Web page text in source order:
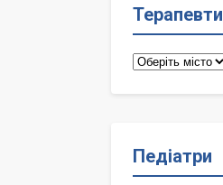
Терапевти
Терапевти
Педіатри